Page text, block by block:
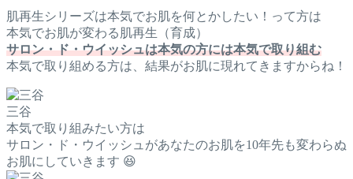
肌再生シリーズは本気でお肌を何とかしたい！って方は
本気でお肌が変わる肌再生（育成）
サロン・ド・ウイッシュは本気の方には本気で取り組む
本気で取り組める方は、結果がお肌に現れてきますからね！
三谷
本気で取り組みたい方は
サロン・ド・ウイッシュがあなたのお肌を10年先も変わらぬ
お肌にしていきます 😆